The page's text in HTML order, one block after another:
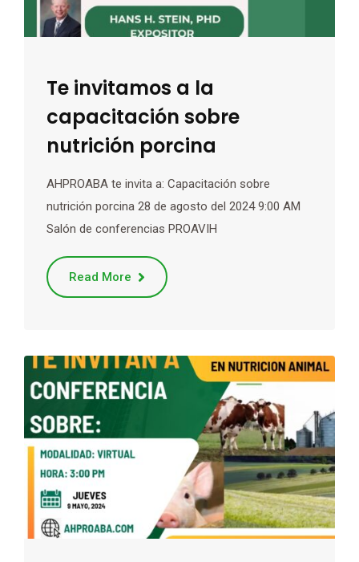
Te invitamos a la
capacitación sobre
nutrición porcina
AHPROABA te invita a: Capacitación sobre
nutrición porcina 28 de agosto del 2024 9:00 AM
Salón de conferencias PROAVIH
Read More